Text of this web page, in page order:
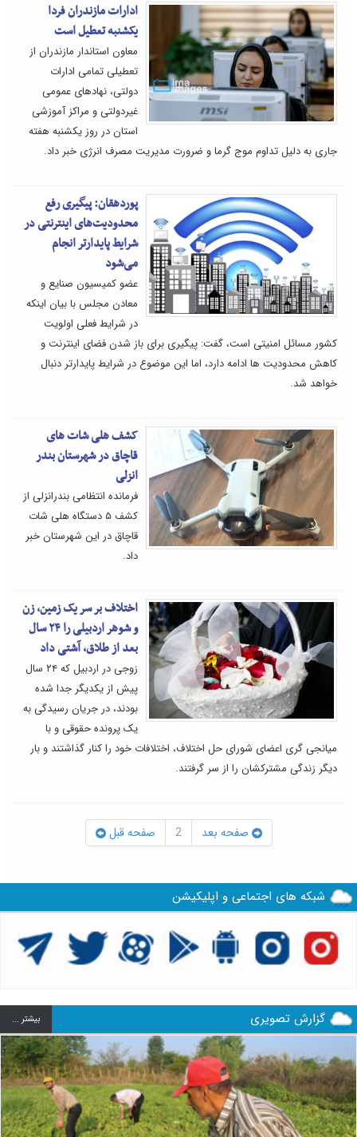
ادارات مازندران فردا
یکشنبه تعطیل است
معاون استاندار مازندران از
تعطیلی تمامی ادارات
دولتی، نهادهای عمومی
غیردولتی و مراکز آموزشی
استان در روز یکشنبه هفته
جاری به دلیل تداوم موج گرما و ضرورت مدیریت مصرف انرژی خبر داد.
پوردهقان: پیگیری رفع
محدودیت‌های اینترنتی در
شرایط پایدارتر انجام
می‌شود
عضو کمیسیون صنایع و
معادن مجلس با بیان اینکه
در شرایط فعلی اولویت
کشور مسائل امنیتی است، گفت: پیگیری برای باز شدن فضای اینترنت و
کاهش محدودیت ها ادامه دارد، اما این موضوع در شرایط پایدارتر دنبال
خواهد شد.
کشف هلی شات های
قاچاق در شهرستان بندر
انزلی
فرمانده انتظامی بندرانزلی از
کشف ۵ دستگاه هلی شات
قاچاق در این شهرستان خبر
داد.
اختلاف بر سر یک زمین، زن
و شوهر اردبیلی را ۲۴ سال
بعد از طلاق، آشتی داد
زوجی در اردبیل که ۲۴ سال
پیش از یکدیگر جدا شده
بودند، در جریان رسیدگی به
یک پرونده حقوقی و با
میانجی گری اعضای شورای حل اختلاف، اختلافات خود را کنار گذاشتند و بار
دیگر زندگی مشترکشان را از سر گرفتند.
صفحه قبل 2
شبکه های اجتماعی و اپلیکیشن
گزارش تصویری بيشتر ...